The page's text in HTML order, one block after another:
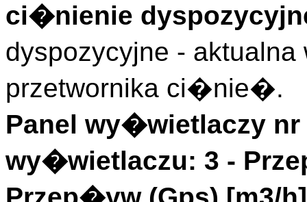
ci�nienie
dyspozycyjne -
przetwornika ci�nie�.
Panel wy�wietlaczy nr
wy�wietlaczu: 3 -